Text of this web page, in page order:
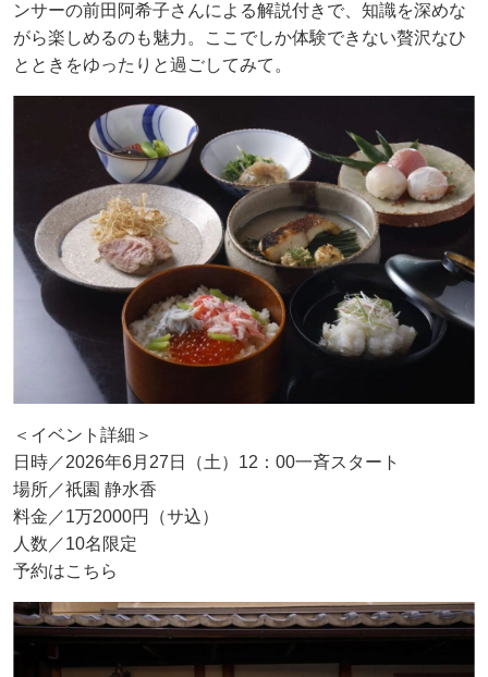
ンサーの前田阿希子さんによる解説付きで、知識を深めな
がら楽しめるのも魅力。ここでしか体験できない贅沢なひ
とときをゆったりと過ごしてみて。
＜イベント詳細＞
日時／2026年6月27日（土）12：00一斉スタート
場所／祇園 静水香
料金／1万2000円（サ込）
人数／10名限定
予約はこちら